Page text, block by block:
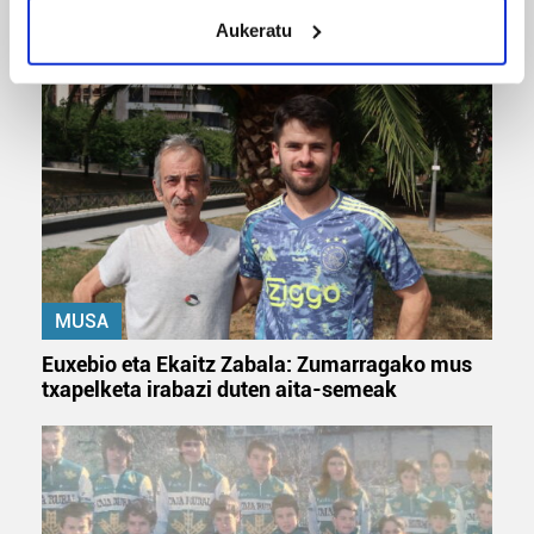
meters
Identify your device by actively scanning it for
specific characteristics (fingerprinting)
Find out more about how your personal data is processed
and set your preferences in thedetails section.
Guk eta gure bazkideek zure datu pertsonalak
prozesatzen ditugu, zure IP zenbakia, besteak beste,
teknologia erabiliz, cookieak adibidez, iragarki eta eduki
pertsonalizatuak eskaintzeko, iragarkiak eta edukia
neurtzeko, jendeari buruzko informazioa biltzeko eta
produktuak garatzeko. Zure datuak nork eta zertarako
erabiltzen dituen hauta dezakezu.
interes komertzial legitimoetan babesten dira. Ikusi gure
bazkideen zerrenda, beren ustez zein helburutarako
duten interes legitimoa eta horren aurka nola egin
dezakezun ikusteko.
Aukeratu
Odik berria ezagutzeko aukera 'KimiK' eta
'Amaaaa!' abestiekin
MUSA
Euxebio eta Ekaitz Zabala: Zumarragako mus
txapelketa irabazi duten aita-semeak